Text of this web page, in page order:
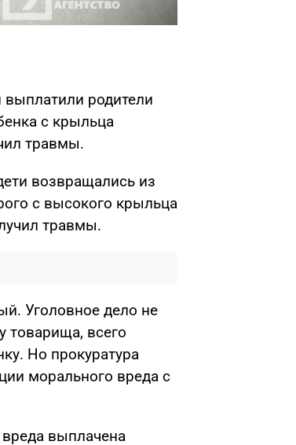
родители
с крыльца
травмы.
возвращались из
с высокого крыльца
травмы.
Уголовное дело не
товарища, всего
Но прокуратура
морального вреда с
выплачена